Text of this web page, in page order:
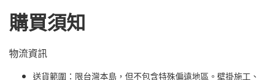
購買須知
物流資訊
送貨範圍：限台灣本島，但不包含特殊偏遠地區。壁掛施工、